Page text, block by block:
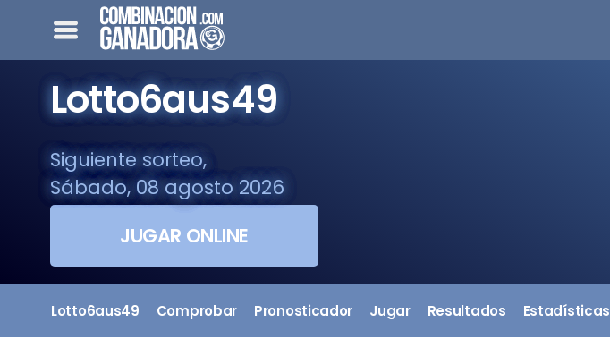
Lotto6aus49
Siguiente sorteo,
Sábado, 08 agosto 2026
JUGAR ONLINE
Lotto6aus49 Comprobar Pronosticador Jugar Resultados Estadísticas